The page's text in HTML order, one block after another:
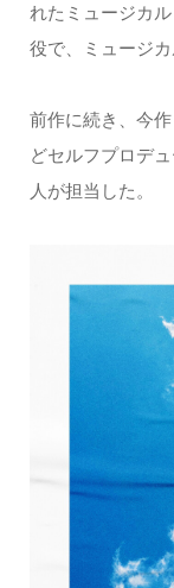
れたミュージカ
役で、ミュージ
前作に続き、今
どセルフプロデ
人が担当した。